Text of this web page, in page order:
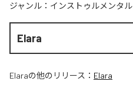
ジャンル： インストゥルメンタル
Elara
Elaraの他のリリース： Elara